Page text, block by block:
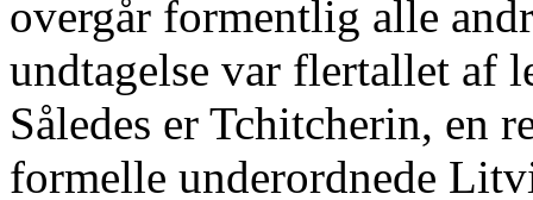
overgår formentlig alle
undtagelse var flertallet af
Således er Tchitcherin, en
formelle underordnede